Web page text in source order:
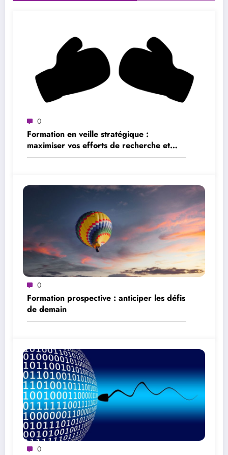
0
Formation en veille stratégique :
maximiser vos efforts de recherche et
d’analyse
0
Formation prospective : anticiper les défis
de demain
0